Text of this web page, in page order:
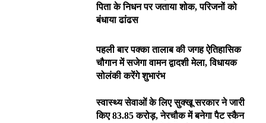
पिता के निधन पर जताया शोक, परिजनों को
बंधाया ढांढस
पहली बार पक्का तालाब की जगह ऐतिहासिक
चौगान में सजेगा वामन द्वादशी मेला, विधायक
सोलंकी करेंगे शुभारंभ
स्वास्थ्य सेवाओं के लिए सुक्खू सरकार ने जारी
किए 83.85 करोड़, नेरचौक में बनेगा पैट स्कैन